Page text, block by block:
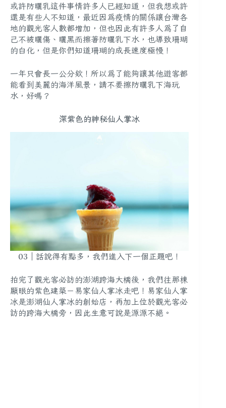
或許防曬乳這件事情許多人已經知道，但我想或許
還是有些人不知道，最近因為疫情的關係讓台灣各
地的觀光客人數都增加，但也因此有許多人為了自
己不被曬傷、曬黑而擦著防曬乳下水，也導致珊瑚
的白化，但是你們知道珊瑚的成長速度極慢！
一年只會長一公分欸！所以為了能夠讓其他遊客都
能看到美麗的海洋風景，請不要擦防曬乳下海玩
水，好嗎？
深紫色的神秘仙人掌冰
03｜話說得有點多，我們進入下一個正題吧！
拍完了觀光客必訪的澎湖跨海大橋後，我們往那棟
顯眼的紫色建築－易家仙人掌冰走吧！易家仙人掌
冰是澎湖仙人掌冰的創始店，再加上位於觀光客必
訪的跨海大橋旁，因此生意可說是源源不絕。